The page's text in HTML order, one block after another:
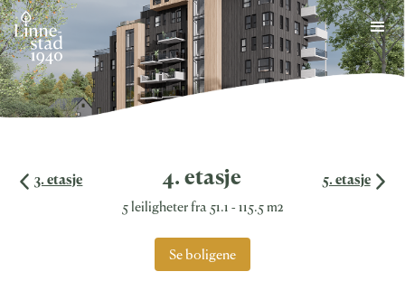
Skip
to
content
3. etasje 4. etasje
5. etasje
5 leiligheter fra 51.1 - 115.5 m2
Se boligene